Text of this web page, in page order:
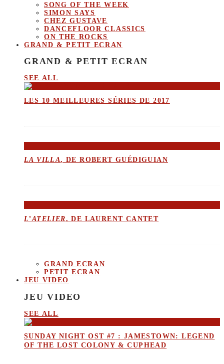
SONG OF THE WEEK
SIMON SAYS
CHEZ GUSTAVE
DANCEFLOOR CLASSICS
ON THE ROCKS
GRAND & PETIT ECRAN
GRAND & PETIT ECRAN
SEE ALL
LES 10 MEILLEURES SÉRIES DE 2017
LA VILLA, DE ROBERT GUÉDIGUIAN
L’ATELIER, DE LAURENT CANTET
GRAND ECRAN
PETIT ECRAN
JEU VIDEO
JEU VIDEO
SEE ALL
SUNDAY NIGHT OST #7 : JAMESTOWN: LEGEND
OF THE LOST COLONY & CUPHEAD